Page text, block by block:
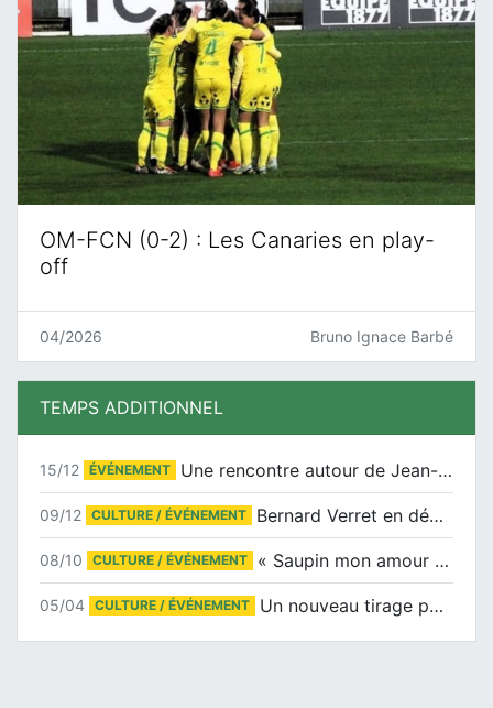
OM-FCN (0-2) : Les Canaries en play-
off
04/2026 Bruno Ignace Barbé
TEMPS ADDITIONNEL
15/12 ÉVÉNEMENT Une rencontre autour de Jean-Claude Suaudeau
09/12 CULTURE / ÉVÉNEMENT Bernard Verret en dédicaces le samedi 13 décembre à l’Espace Culturel Atlantis
08/10 CULTURE / ÉVÉNEMENT « Saupin mon amour » au salon du livre de Trentemoult
05/04 CULTURE / ÉVÉNEMENT Un nouveau tirage pour le Docu-BD